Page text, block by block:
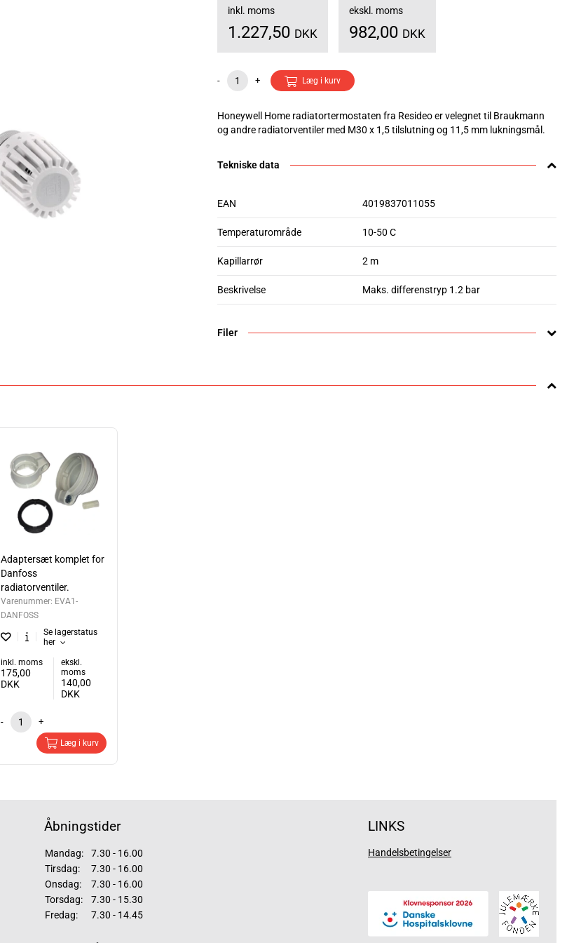
inkl. moms
1.227,50 DKK
ekskl. moms
982,00 DKK
- + Læg i kurv
Honeywell Home radiatortermostaten fra Resideo er velegnet til Braukmann
og andre radiatorventiler med M30 x 1,5 tilslutning og 11,5 mm lukningsmål.
Tekniske data
EAN 4019837011055
Temperaturområde 10-50 C
Kapillarrør 2 m
Beskrivelse Maks. differenstryp 1.2 bar
Filer
Adaptersæt komplet for
Danfoss
radiatorventiler.
Varenummer: EVA1-
DANFOSS
Se lagerstatus
her
inkl. moms
175,00
DKK
ekskl.
moms
140,00
DKK
- +
Læg i kurv
Åbningstider
Mandag:
7.30 - 16.00
Tirsdag:
7.30 - 16.00
Onsdag:
7.30 - 16.00
Torsdag:
7.30 - 15.30
Fredag:
7.30 - 14.45
LINKS
Handelsbetingelser